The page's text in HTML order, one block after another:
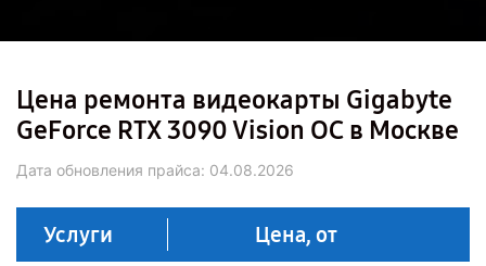
Цена ремонта видеокарты Gigabyte
GeForce RTX 3090 Vision OC в Москве
Дата обновления прайса: 04.08.2026
Услуги Цена, от